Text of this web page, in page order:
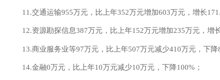
1 1 .交通运输955万元，比上年352万元增加603万元， 增长
1 2.资源勘探信息387万元，比上年152万元增加235万元， 增
13.商业服务业等97万元，比上年507万元减少410万元，下降
14.金融0万元，比上年10万元减少10万元， 下降100%；